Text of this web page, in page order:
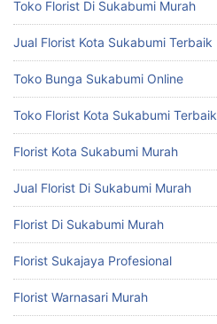
Toko Florist Di Sukabumi Murah
Jual Florist Kota Sukabumi Terbaik
Toko Bunga Sukabumi Online
Toko Florist Kota Sukabumi Terbaik
Florist Kota Sukabumi Murah
Jual Florist Di Sukabumi Murah
Florist Di Sukabumi Murah
Florist Sukajaya Profesional
Florist Warnasari Murah